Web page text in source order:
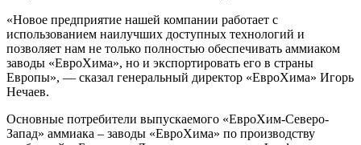
«Новое предприятие нашей компании работает с
использованием наилучших доступных технологий и
позволяет нам не только полностью обеспечивать аммиаком
заводы «ЕвроХима», но и экспортировать его в страны
Европы», — сказал генеральный директор «ЕвроХима» Игорь
Нечаев.
Основные потребители выпускаемого «ЕвроХим-Северо-
Запад» аммиака – заводы «ЕвроХима» по производству